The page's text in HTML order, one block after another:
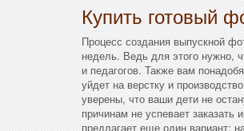
Купить готовый
Процесс создания выпускной
недель. Ведь для этого нужно,
и педагогов. Также вам
уйдет на верстку и
уверены, что ваши дети не
причинам не успевает
предлагает еще один вариант: